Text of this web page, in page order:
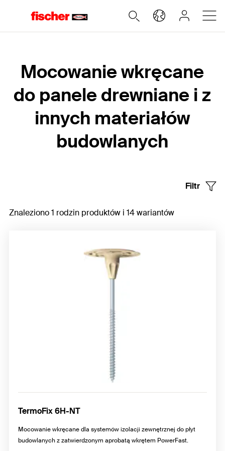
Mocowanie wkręcane
do panele drewniane i z
innych materiałów
budowlanych
Filtr
Znaleziono 1 rodzin produktów i 14 wariantów
TermoFix 6H-NT
Mocowanie wkręcane dla systemów izolacji zewnętrznej do płyt
budowlanych z zatwierdzonym aprobatą wkrętem PowerFast.